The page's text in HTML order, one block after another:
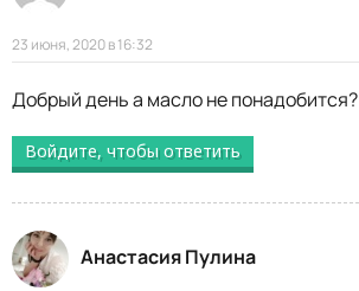
23 июня, 2020 в 16:32
Добрый день а масло не понадобится?
Войдите, чтобы ответить
Анастасия Пулина